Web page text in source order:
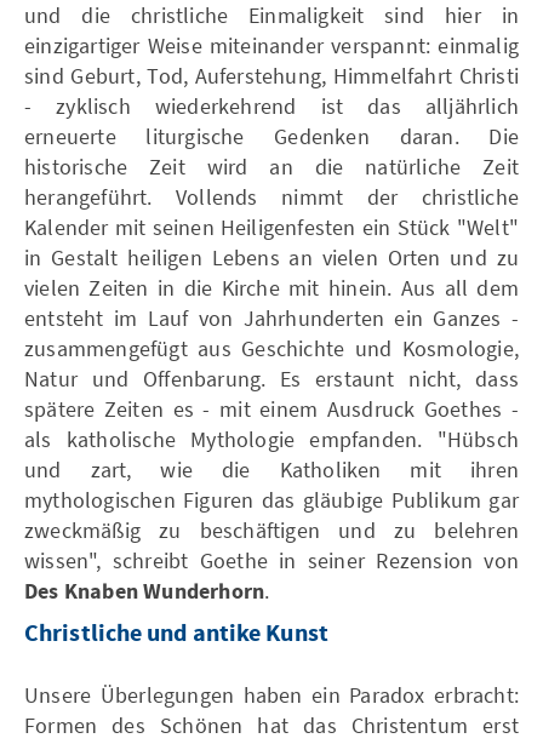
und die christliche Einmaligkeit sind hier in
einzigartiger Weise miteinander verspannt: einmalig
sind Geburt, Tod, Auferstehung, Himmelfahrt Christi
- zyklisch wiederkehrend ist das alljährlich
erneuerte liturgische Gedenken daran. Die
historische Zeit wird an die natürliche Zeit
herangeführt. Vollends nimmt der christliche
Kalender mit seinen Heiligenfesten ein Stück "Welt"
in Gestalt heiligen Lebens an vielen Orten und zu
vielen Zeiten in die Kirche mit hinein. Aus all dem
entsteht im Lauf von Jahrhunderten ein Ganzes -
zusammengefügt aus Geschichte und Kosmologie,
Natur und Offenbarung. Es erstaunt nicht, dass
spätere Zeiten es - mit einem Ausdruck Goethes -
als katholische Mythologie empfanden. "Hübsch
und zart, wie die Katholiken mit ihren
mythologischen Figuren das gläubige Publikum gar
zweckmäßig zu beschäftigen und zu belehren
wissen", schreibt Goethe in seiner Rezension von
Des Knaben Wunderhorn.
Christliche und antike Kunst
Unsere Überlegungen haben ein Paradox erbracht:
Formen des Schönen hat das Christentum erst